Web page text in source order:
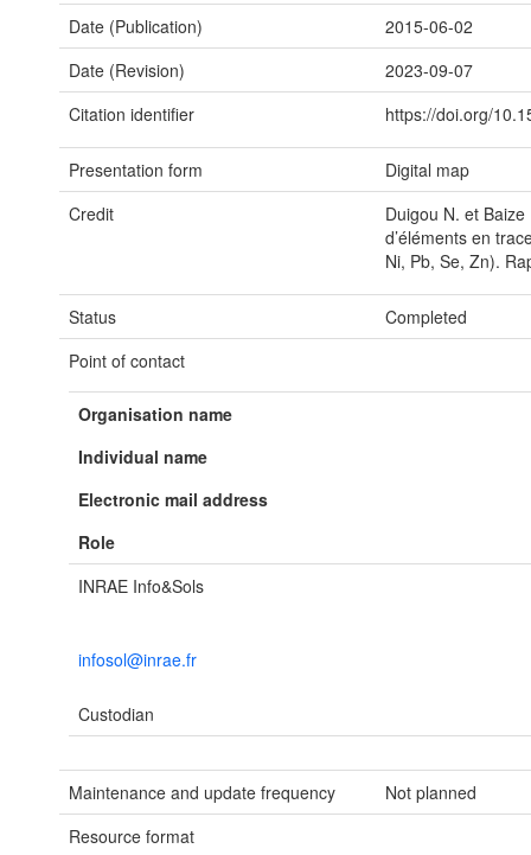
Date (Publication)
2015-06-02
Date (Revision)
2023-09-07
Citation identifier
https://doi.org/
Presentation form
Digital map
Credit
Duigou N. et
d’éléments en
Ni, Pb, Se, Zn).
Status
Completed
Point of contact
Organisation name
Individual name
Electronic mail address
Role
INRAE Info&Sols
infosol@inrae.fr
Custodian
Maintenance and update frequency
Not planned
Resource format